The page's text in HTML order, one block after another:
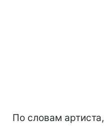
По словам